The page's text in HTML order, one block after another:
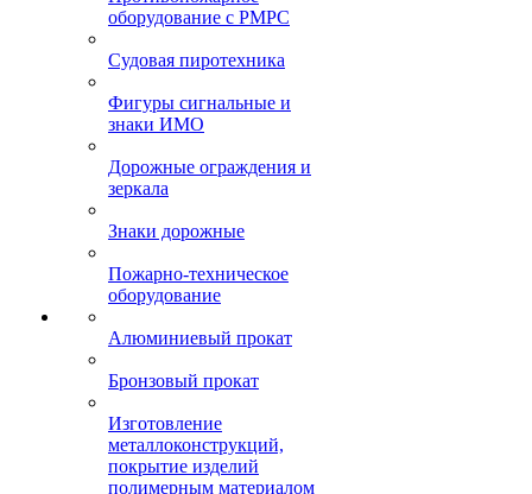
оборудование с РМРС
Судовая пиротехника
Фигуры сигнальные и
знаки ИМО
Дорожные ограждения и
зеркала
Знаки дорожные
Пожарно-техническое
оборудование
Алюминиевый прокат
Бронзовый прокат
Изготовление
металлоконструкций,
покрытие изделий
полимерным материалом